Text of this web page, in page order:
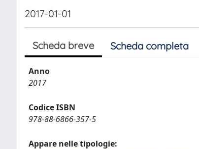
2017-01-01
Scheda breve Scheda completa
Anno
2017
Codice ISBN
978-88-6866-357-5
Appare nelle tipologie: